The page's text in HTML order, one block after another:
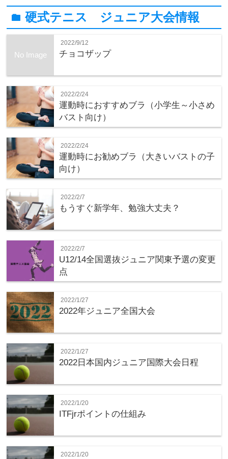
folder硬式テニス ジュニア大会情報
No Image
2022/9/12
チョコザップ
2022/2/24
運動時におすすめブラ（小学生～小さめ
バスト向け）
2022/2/24
運動時にお勧めブラ（大きいバストの子
向け）
2022/2/7
もうすぐ新学年、勉強大丈夫？
2022/2/7
U12/14全国選抜ジュニア関東予選の変更
点
2022/1/27
2022年ジュニア全国大会
2022/1/27
2022日本国内ジュニア国際大会日程
2022/1/20
ITFjrポイントの仕組み
2022/1/20